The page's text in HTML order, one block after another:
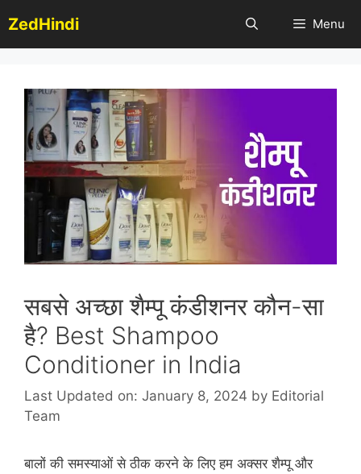
to
content
ZedHindi Menu
सबसे अच्छा शैम्पू कंडीशनर कौन-सा
है? Best Shampoo
Conditioner in India
Last Updated on: January 8, 2024 by Editorial
Team
बालों की समस्याओं से ठीक करने के लिए हम अक्सर शैम्पू और